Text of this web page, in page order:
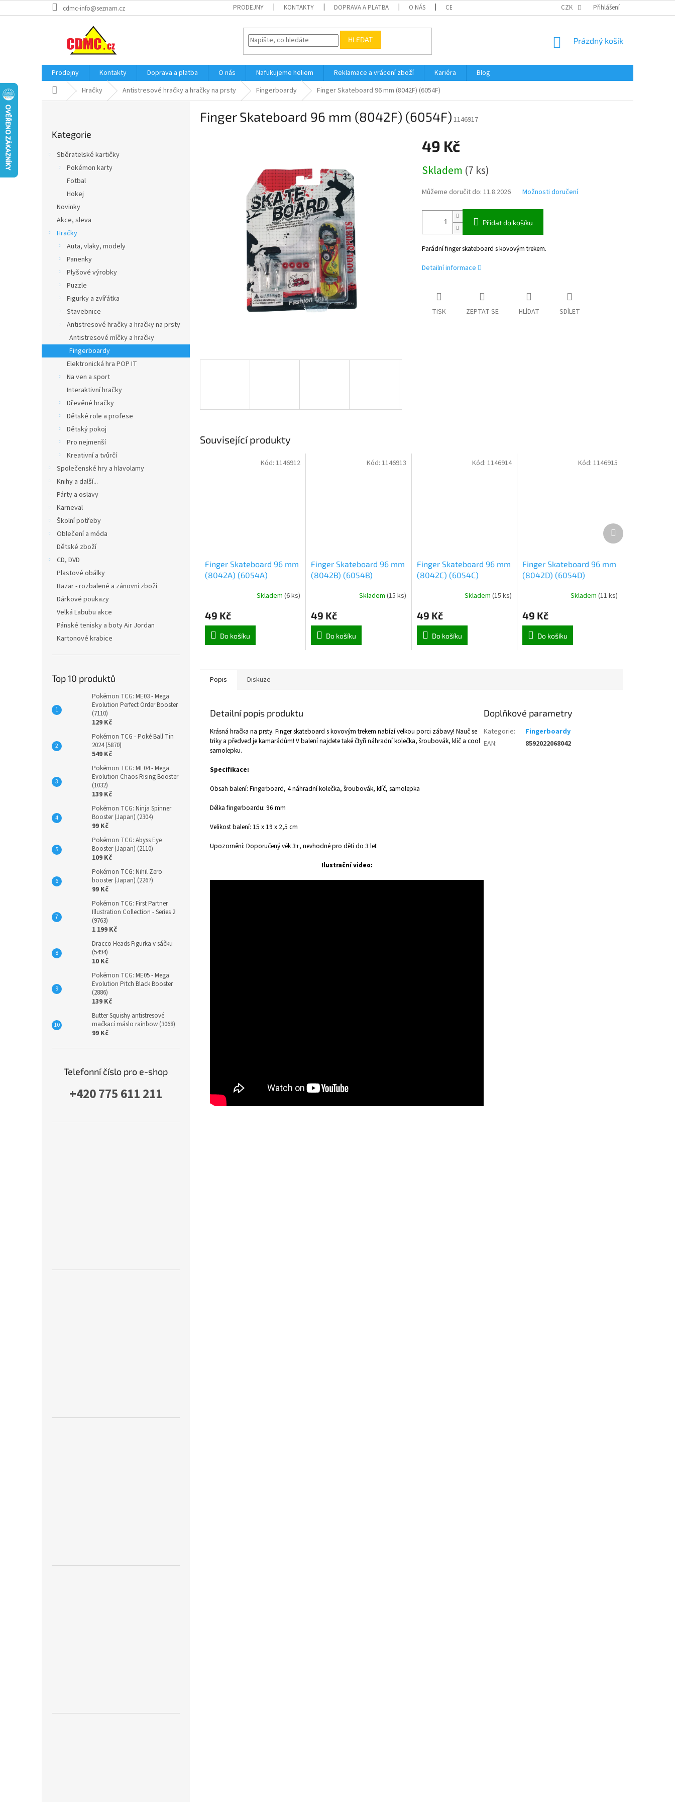
na
cdmc-info@seznam.cz PRODEJNY KONTAKTY DOPRAVA A PLATBA O NÁS CERTIFIKÁTY A NÁVODY OBCHODNÍ PODMÍNKY OCHRANA OSOBNÍCH
CZK Přihlášení
HLEDAT
NÁKUPNÍ
Prázdný košík
Prodejny Kontakty Doprava a platba O nás Nafukujeme heliem Reklamace a vrácení zboží Kariéra
Blog
Domů Hračky Antistresové hračky a hračky na prsty Fingerboardy Finger Skateboard 96 mm (8042F) (6054F)
kategorie
Kategorie
Sběratelské kartičky
Pokémon karty
Fotbal
Hokej
Novinky
Akce, sleva
Hračky
Auta, vlaky, modely
Panenky
Plyšové výrobky
Puzzle
Figurky a zvířátka
Stavebnice
Antistresové hračky a hračky na prsty
Antistresové míčky a hračky
Fingerboardy
Elektronická hra POP IT
Na ven a sport
Interaktivní hračky
Dřevěné hračky
Dětské role a profese
Dětský pokoj
Pro nejmenší
Kreativní a tvůrčí
Společenské hry a hlavolamy
Knihy a další...
Párty a oslavy
Karneval
Školní potřeby
Oblečení a móda
Dětské zboží
CD, DVD
Plastové obálky
Bazar - rozbalené a zánovní zboží
Dárkové poukazy
Velká Labubu akce
Pánské tenisky a boty Air Jordan
Kartonové krabice
Top 10 produktů
Pokémon TCG: ME03 - Mega
Evolution Perfect Order Booster
(7110)
129 Kč
Pokémon TCG - Poké Ball Tin
2024 (5870)
549 Kč
Pokémon TCG: ME04 - Mega
Evolution Chaos Rising Booster
(1032)
139 Kč
Pokémon TCG: Ninja Spinner
Booster (Japan) (2304)
99 Kč
Pokémon TCG: Abyss Eye
Booster (Japan) (2110)
109 Kč
Pokémon TCG: Nihil Zero
booster (Japan) (2267)
99 Kč
Pokémon TCG: First Partner
Illustration Collection - Series 2
(9763)
1 199 Kč
Dracco Heads Figurka v sáčku
(5494)
10 Kč
Pokémon TCG: ME05 - Mega
Evolution Pitch Black Booster
(2886)
139 Kč
Butter Squishy antistresové
mačkací máslo rainbow (3068)
99 Kč
Telefonní číslo pro e-shop
+420 775 611 211
Finger Skateboard 96 mm (8042F) (6054F) 1146917
49 Kč
cena:
Skladem (7 ks)
Můžeme doručit do: 11.8.2026 Možnosti doručení
Přidat do košíku
Parádní finger skateboard s kovovým trekem.
Detailní informace
TISK ZEPTAT SE HLÍDAT SDÍLET
Související produkty
Finger Skateboard 96 mm
(8042A) (6054A)
Skladem (6 ks)
49 Kč
Do košíku
Kód: 1146912
Finger Skateboard 96 mm
(8042B) (6054B)
Skladem (15 ks)
49 Kč
Do košíku
Kód: 1146913
Finger Skateboard 96 mm
(8042C) (6054C)
Skladem(15 ks)
49 Kč
Do košíku
Kód:1146914
Finger Skateboard 96 mm
(8042D) (6054D)
Skladem (11 ks)
49 Kč
Do košíku
Kód: 1146915
Další
produkt
Popis Diskuze
Detailní popis produktu
Krásná hračka na prsty. Finger skateboard s kovovým trekem nabízí velkou porci zábavy! Nauč se
triky a předveď je kamarádům! V balení najdete také čtyři náhradní kolečka, šroubovák, klíč a cool
samolepku.
Specifikace:
Obsah balení: Fingerboard, 4 náhradní kolečka, šroubovák, klíč, samolepka
Délka fingerboardu: 96 mm
Velikost balení: 15 x 19 x 2,5 cm
Upozornění: Doporučený věk 3+, nevhodné pro děti do 3 let
Ilustrační video:
Doplňkové parametry
Kategorie:
Fingerboardy
EAN: 8592022068042